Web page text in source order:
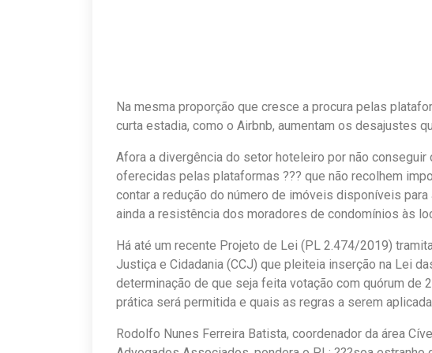
Na mesma proporção que cresce a procura pelas
curta estadia, como o Airbnb, aumentam os desajustes
Afora a divergência do setor hoteleiro por não
oferecidas pelas plataformas ??? que não recolhem
contar a redução do número de imóveis disponíveis
ainda a resistência dos moradores de condomínios às
Há até um recente Projeto de Lei (PL 2.474/2019)
Justiça e Cidadania (CCJ) que pleiteia inserção na Lei
determinação de que seja feita votação com quórum de
prática será permitida e quais as regras a serem
Rodolfo Nunes Ferreira Batista, coordenador da área